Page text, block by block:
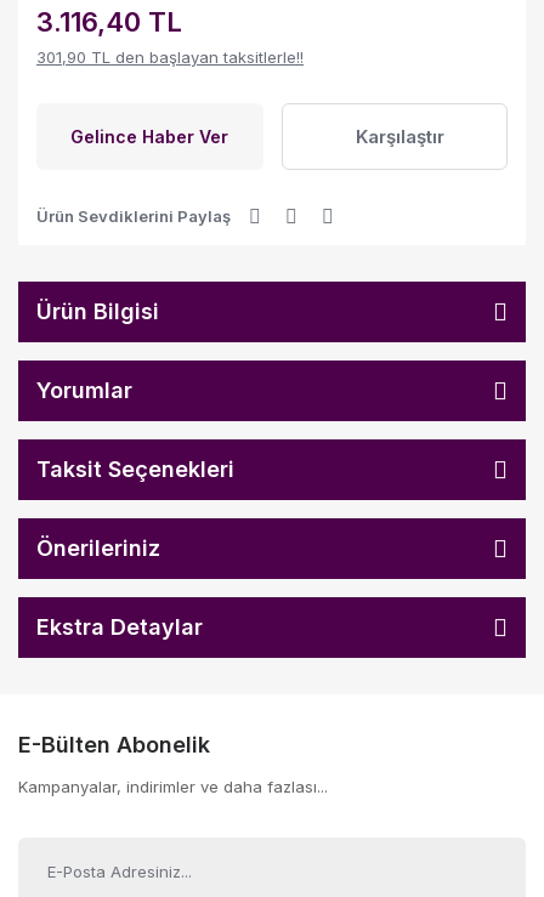
3.116,40 TL
301,90 TL den başlayan taksitlerle!!
Gelince Haber Ver Karşılaştır
Ürün Sevdiklerini Paylaş
Ürün Bilgisi
Yorumlar
Taksit Seçenekleri
Önerileriniz
Ekstra Detaylar
E-Bülten Abonelik
Kampanyalar, indirimler ve daha fazlası...